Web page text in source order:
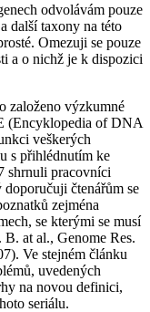
odvolávám pouze
další taxony na této
Omezuji se pouze
a o nichž je k dispozici
založeno výzkumné
(Encyklopedia of DNA
veškerých
s přihlédnutím ke
shrnuli pracovníci
čtenářům se
zejména
se kterými se musí
at al., Genome Res.
Ve stejném článku
uvedených
na novou definici,
seriálu.